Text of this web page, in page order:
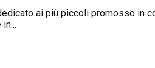
ai più piccoli promosso in